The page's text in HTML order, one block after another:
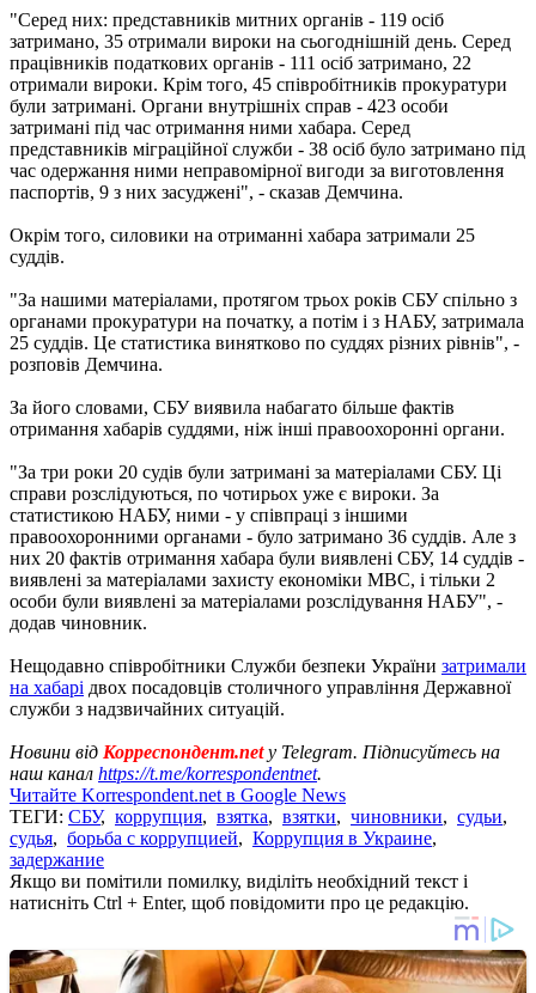
"Серед них: представників митних органів - 119 осіб
затримано, 35 отримали вироки на сьогоднішній день. Серед
працівників податкових органів - 111 осіб затримано, 22
отримали вироки. Крім того, 45 співробітників прокуратури
були затримані. Органи внутрішніх справ - 423 особи
затримані під час отримання ними хабара. Серед
представників міграційної служби - 38 осіб було затримано під
час одержання ними неправомірної вигоди за виготовлення
паспортів, 9 з них засуджені", - сказав Демчина.
Окрім того, силовики на отриманні хабара затримали 25
суддів.
"За нашими матеріалами, протягом трьох років СБУ спільно з
органами прокуратури на початку, а потім і з НАБУ, затримала
25 суддів. Це статистика винятково по суддях різних рівнів", -
розповів Демчина.
За його словами, СБУ виявила набагато більше фактів
отримання хабарів суддями, ніж інші правоохоронні органи.
"За три роки 20 судів були затримані за матеріалами СБУ. Ці
справи розслідуються, по чотирьох уже є вироки. За
статистикою НАБУ, ними - у співпраці з іншими
правоохоронними органами - було затримано 36 суддів. Але з
них 20 фактів отримання хабара були виявлені СБУ, 14 суддів -
виявлені за матеріалами захисту економіки МВС, і тільки 2
особи були виявлені за матеріалами розслідування НАБУ", -
додав чиновник.
Нещодавно співробітники Служби безпеки України затримали
на хабарі двох посадовців столичного управління Державної
служби з надзвичайних ситуацій.
Новини від Корреспондент.netу Telegram. Підписуйтесь на
наш канал https://t.me/korrespondentnet.
Читайте Korrespondent.net в Google News
ТЕГИ: СБУ, коррупция, взятка, взятки, чиновники, судьи,
судья, борьба с коррупцией, Коррупция в Украине,
задержание
Якщо ви помітили помилку, виділіть необхідний текст і
натисніть Ctrl + Enter, щоб повідомити про це редакцію.